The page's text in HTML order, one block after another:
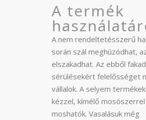
A termék
A nem rendeltetésszerű
során szál meghúzódhat,
elszakadhat. Az ebből
sérülésekért felelősséget
vállalok. A selyem termékek
kézzel, kímélő mosószerrel
moshatók. Vasalásuk még